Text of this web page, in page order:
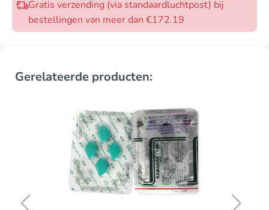
Gratis verzending (via standaardluchtpost) bij
bestellingen van meer dan €172.19
Gerelateerde producten: